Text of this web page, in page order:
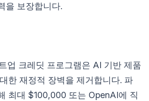
을 보장합니다.
업 크레딧 프로그램은 AI 기반 제품
한 재정적 장벽을 제거합니다. 파
최대 $100,000 또는 OpenAI에 직